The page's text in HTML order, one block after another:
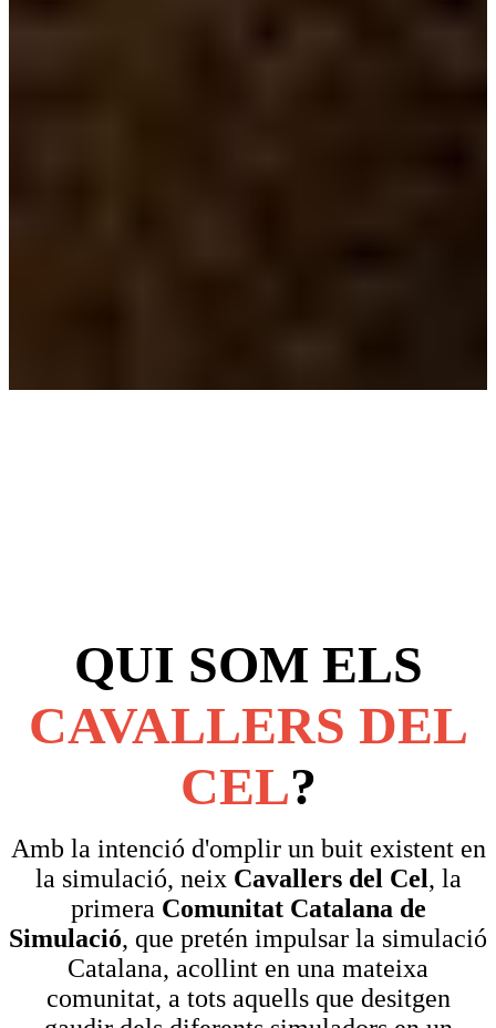
QUI SOM ELS
CAVALLERS DEL
CEL?
Amb la intenció d'omplir un buit existent en
la simulació, neix Cavallers del Cel, la
primera Comunitat Catalana de
Simulació, que pretén impulsar la simulació
Catalana, acollint en una mateixa
comunitat, a tots aquells que desitgen